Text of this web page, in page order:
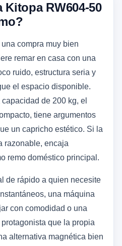
Kitopa RW604-50
compra muy bien
remar en casa con una
ruido, estructura seria y
el espacio disponible.
de 200 kg, el
tiene argumentos
un capricho estético. Si la
razonable, encaja
remo doméstico principal.
de rápido a quien necesite
una máquina
con comodidad o una
que la propia
alternativa magnética bien